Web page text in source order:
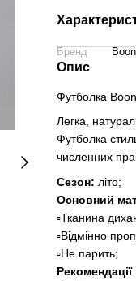
Бренд
Опис
Футболка
Легка,
Футболка
численних
Сезон: літо;
Основний
▫️Тканина
▫️Відмінно
▫️Не парить;